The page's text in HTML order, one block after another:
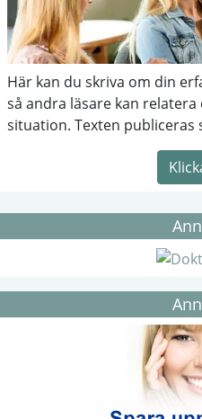
Här kan du skriva om din
så andra läsare kan
situation. Texten publiceras